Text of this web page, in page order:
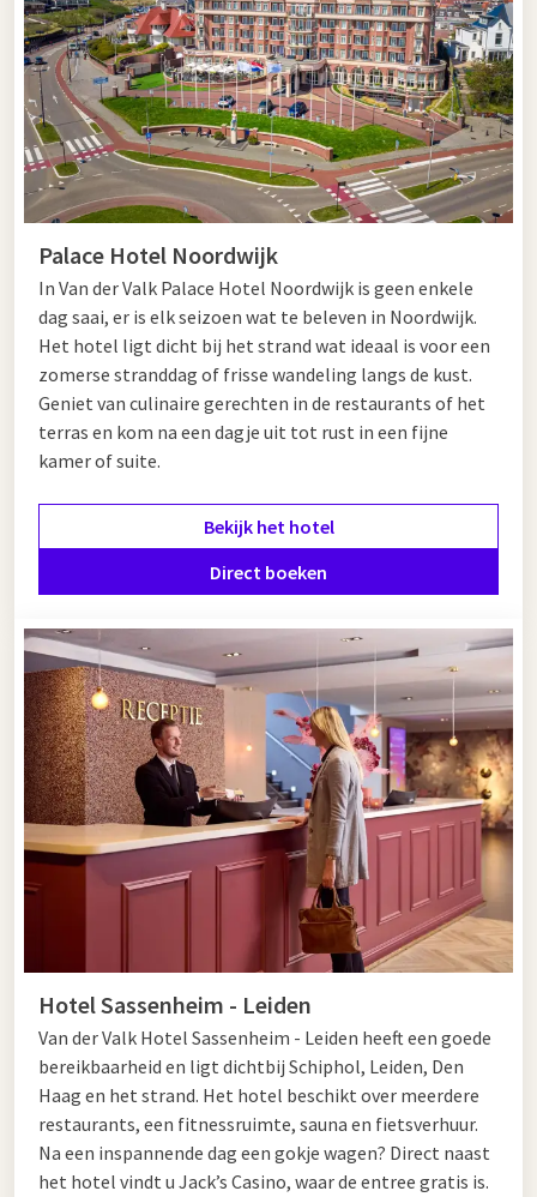
Palace Hotel Noordwijk
In Van der Valk Palace Hotel Noordwijk is geen enkele
dag saai, er is elk seizoen wat te beleven in Noordwijk.
Het hotel ligt dicht bij het strand wat ideaal is voor een
zomerse stranddag of frisse wandeling langs de kust.
Geniet van culinaire gerechten in de restaurants of het
terras en kom na een dagje uit tot rust in een fijne
kamer of suite.
Bekijk het hotel
Direct boeken
Hotel Sassenheim - Leiden
Van der Valk Hotel Sassenheim - Leiden heeft een goede
bereikbaarheid en ligt dichtbij Schiphol, Leiden, Den
Haag en het strand. Het hotel beschikt over meerdere
restaurants, een fitnessruimte, sauna en fietsverhuur.
Na een inspannende dag een gokje wagen? Direct naast
het hotel vindt u Jack’s Casino, waar de entree gratis is.